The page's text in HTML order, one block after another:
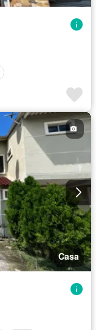
Casa